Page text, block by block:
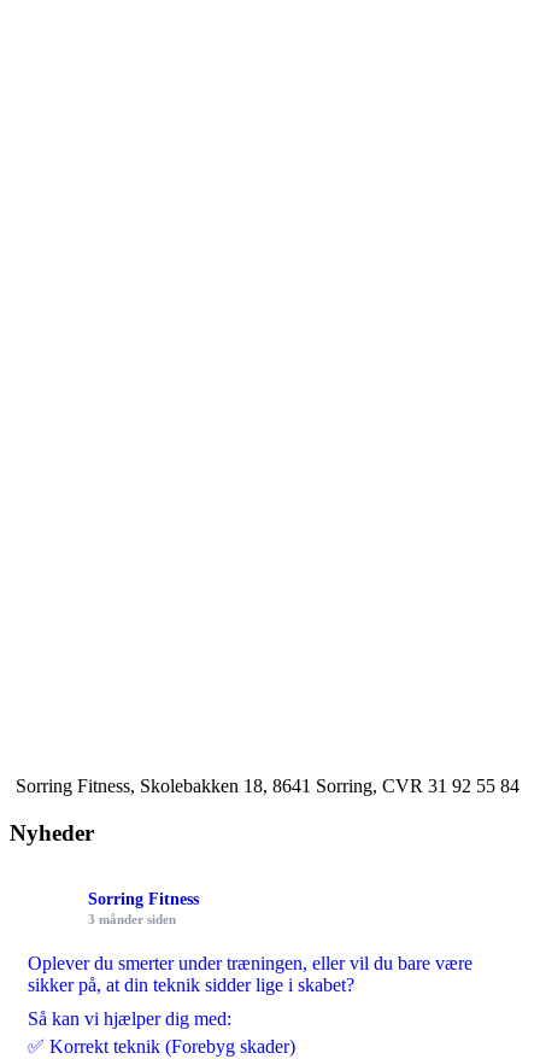
Sorring Fitness, Skolebakken 18, 8641 Sorring, CVR 31 92 55 84
Nyheder
Sorring Fitness
3 månder siden
Oplever du smerter under træningen, eller vil du bare være
sikker på, at din teknik sidder lige i skabet?
Så kan vi hjælper dig med:
✅ Korrekt teknik (Forebyg skader)